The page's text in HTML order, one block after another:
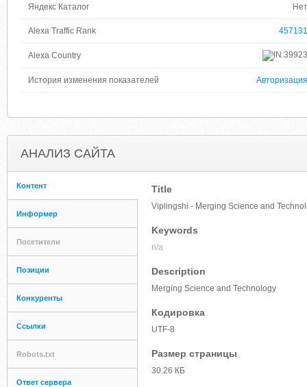
Яндекс Каталог Нет
Alexa Traffic Rank 457131
Alexa Country 39923
История изменения показателей Авторизация
АНАЛИЗ САЙТА
Контент
Информер
Посетители
Позиции
Конкуренты
Ссылки
Robots.txt
Ответ сервера
Title
Viplingshi - Merging Science and
Keywords
n/a
Description
Merging Science and Technology
Кодировка
UTF-8
Размер страницы
30.26 КБ